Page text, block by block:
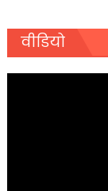
वीडियो